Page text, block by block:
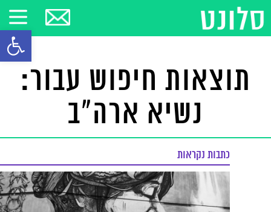
פתח
תוצאות חיפוש עבור:
נשיא ארה"ב
כתבות נקראות